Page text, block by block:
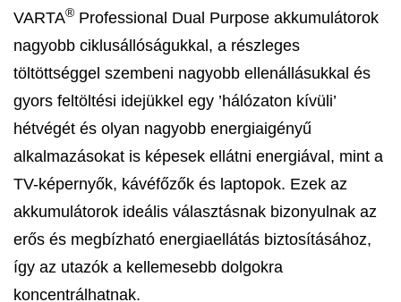
VARTA® Professional Dual Purpose akkumulátorok
nagyobb ciklusállóságukkal, a részleges
töltöttséggel szembeni nagyobb ellenállásukkal és
gyors feltöltési idejükkel egy ’hálózaton kívüli’
hétvégét és olyan nagyobb energiaigényű
alkalmazásokat is képesek ellátni energiával, mint a
TV-képernyők, kávéfőzők és laptopok. Ezek az
akkumulátorok ideális választásnak bizonyulnak az
erős és megbízható energiaellátás biztosításához,
így az utazók a kellemesebb dolgokra
koncentrálhatnak.